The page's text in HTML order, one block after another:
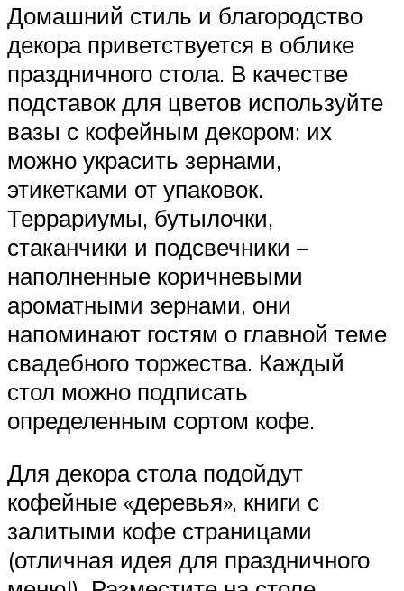
Домашний стиль и благородство
декора приветствуется в облике
праздничного стола. В качестве
подставок для цветов используйте
вазы с кофейным декором: их
можно украсить зернами,
этикетками от упаковок.
Террариумы, бутылочки,
стаканчики и подсвечники –
наполненные коричневыми
ароматными зернами, они
напоминают гостям о главной теме
свадебного торжества. Каждый
стол можно подписать
определенным сортом кофе.
Для декора стола подойдут
кофейные «деревья», книги с
залитыми кофе страницами
(отличная идея для праздничного